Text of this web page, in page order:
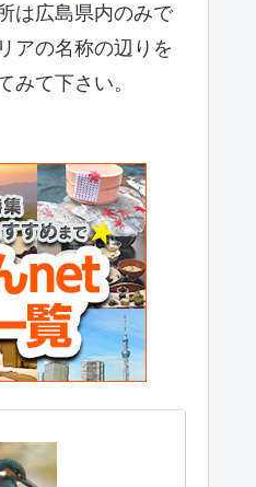
は広島県内のみで
アの名称の辺りを
みて下さい。